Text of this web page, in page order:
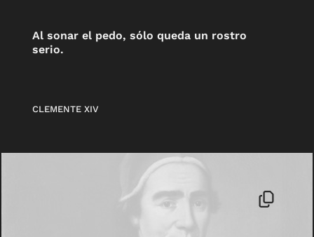
Al sonar el pedo, sólo queda un rostro
serio.
CLEMENTE XIV